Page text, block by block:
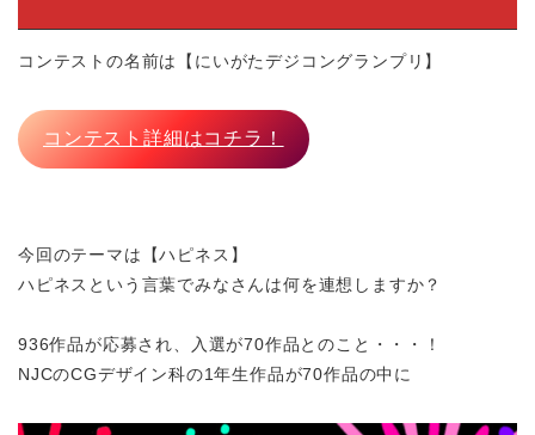
コンテストの名前は【にいがたデジコングランプリ】
コンテスト詳細はコチラ！
今回のテーマは【ハピネス】
ハピネスという言葉でみなさんは何を連想しますか？
936作品が応募され、入選が70作品とのこと・・・
！
NJCのCGデザイン科の1年生作品が70作品の中に